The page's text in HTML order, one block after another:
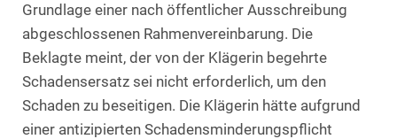
Grundlage einer nach öffentlicher Ausschreibung
abgeschlossenen Rahmenvereinbarung. Die
Beklagte meint, der von der Klägerin begehrte
Schadensersatz sei nicht erforderlich, um den
Schaden zu beseitigen. Die Klägerin hätte aufgrund
einer antizipierten Schadensminderungspflicht